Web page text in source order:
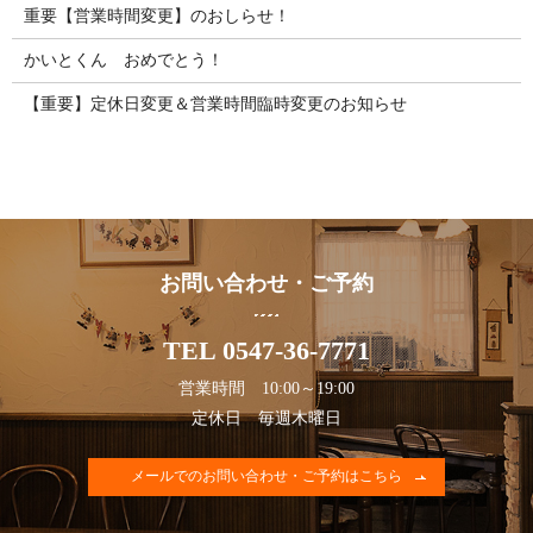
重要【営業時間変更】のおしらせ！
かいとくん おめでとう！
【重要】定休日変更＆営業時間臨時変更のお知らせ
お問い合わせ・ご予約
TEL 0547-36-7771
営業時間 10:00～19:00
定休日 毎週木曜日
メールでのお問い合わせ・ご予約はこちら